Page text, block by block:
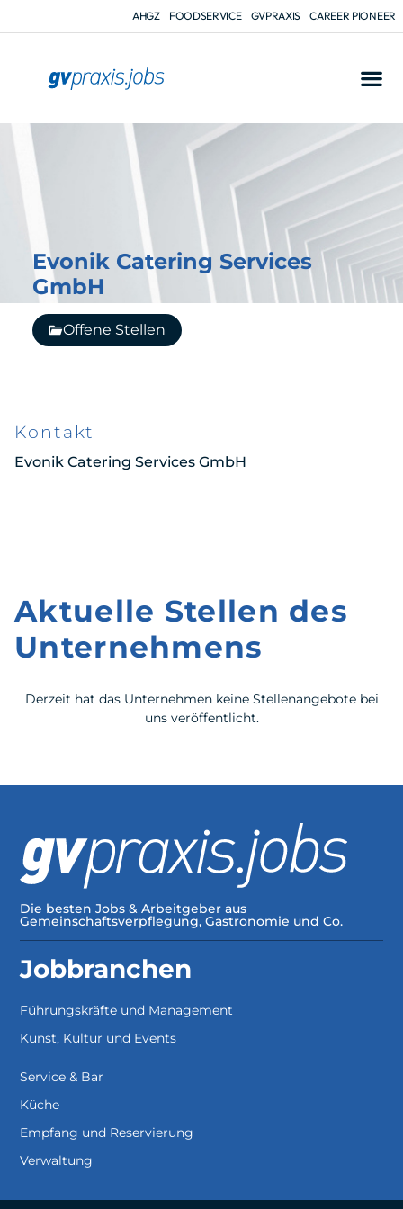
AHGZ FOODSERVICE GVPRAXIS CAREER PIONEER
Evonik Catering Services
GmbH
Offene Stellen
Kontakt
Evonik Catering Services GmbH
Aktuelle Stellen des
Unternehmens
Derzeit hat das Unternehmen keine Stellenangebote bei
uns veröffentlicht.
Die besten Jobs & Arbeitgeber aus
Gemeinschaftsverpflegung, Gastronomie und Co.
Jobbranchen
Führungskräfte und Management
Kunst, Kultur und Events
Service & Bar
Küche
Empfang und Reservierung
Verwaltung